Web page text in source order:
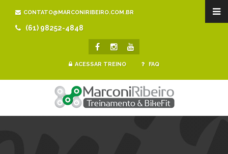
CONTATO@MARCONIRIBEIRO.COM.BR
(61) 98252-4848
ACESSAR TREINO FAQ